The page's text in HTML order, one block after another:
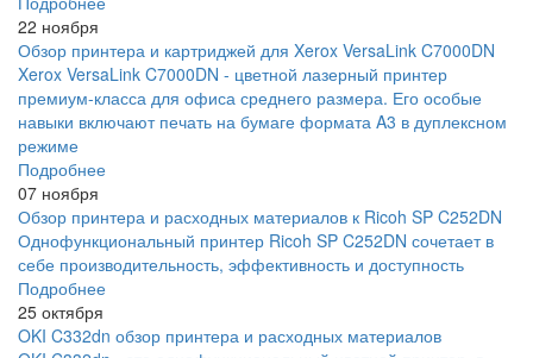
22 ноября
Обзор принтера и картриджей для Xerox VersaLink C7000DN
Xerox VersaLink C7000DN - цветной лазерный принтер
премиум-класса для офиса среднего размера. Его особые
навыки включают печать на бумаге формата A3 в дуплексном
режиме
Подробнее
07 ноября
Обзор принтера и расходных материалов к Ricoh SP C252DN
Однофункциональный принтер Ricoh SP C252DN сочетает в
себе производительность, эффективность и доступность
Подробнее
25 октября
OKI C332dn обзор принтера и расходных материалов